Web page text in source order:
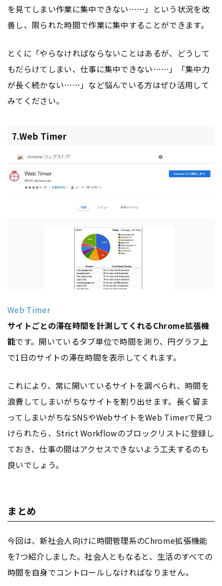
を見てしまい作業に集中できない……」という状況を改
善し、限られた時間で作業に集中することができます。
とくに「やらなければならないことはあるが、どうして
もだらけてしまい、仕事に集中できない……」「集中力
が長く続かない……」など悩んでいる方はぜひ活用して
みてください。
7.Web Timer
Web Timer
サイトごとの滞在時間を計測してくれるChrome拡張機
能です。開いているタブ単位で時間を測り、円グラフ上
で1日のサイトの滞在時間を表示してくれます。
これにより、常に開いているサイトを調べられ、時間を
浪費してしまいがちなサイトを割り出せます。長く留ま
ってしまいがちなSNSやWebサイトをWeb Timerで見つ
けられたら、Strict Workflowのブロックリストに登録し
ておき、仕事の間はアクセスできないよう工夫するのも
良いでしょう。
まとめ
今回は、新社会人向けに時間管理系のChrome拡張機能
を7つ紹介しました。社会人ともなると、生活のすべての
時間を自身でコントロールしなければなりません。